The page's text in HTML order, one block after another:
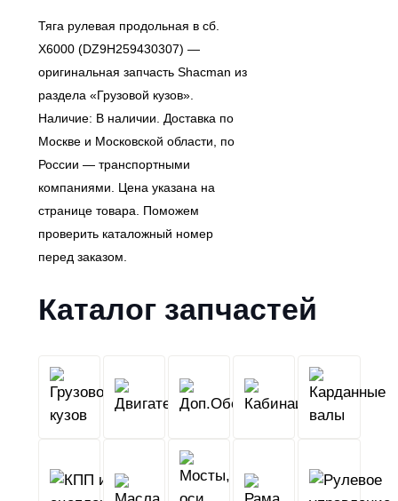
Тяга рулевая продольная в сб.
X6000 (DZ9H259430307) —
оригинальная запчасть Shacman из
раздела «Грузовой кузов».
Наличие: В наличии. Доставка по
Москве и Московской области, по
России — транспортными
компаниями. Цена указана на
странице товара. Поможем
проверить каталожный номер
перед заказом.
Каталог запчастей
Грузовой
кузов
Двигатель Кабина
КПП
оси,
Рама